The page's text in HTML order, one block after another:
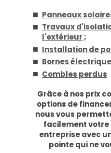
Panneaux
Travaux
l'extérieur ;
Installation de
Bornes électrique
Combles perdus
Grâce à nos prix
options de
nous vous
facilement votre
entreprise avec
pointe qui ne